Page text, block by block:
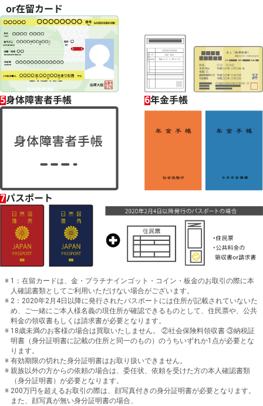
or在留カード
5身体障害者手帳 6年金手帳
7パスポート
1：在留カードは、金・プラチナインゴット・コイン・板金のお取引の際に本
人確認書類としてご利用いただけない場合がございます。
2：2020年2月4日以降に発行されたパスポートには住所が記載されていないた
め、ご一緒にご本人様名義の現住所が確認できるものとして、住民票や、公共
料金の領収書もしくは請求書が必要となります。
18歳未満のお客様の場合は買取いたしません。 ②社会保険料領収書 ③納税証
明書（身分証明書に記載の住所と同一のもの）のうちいずれか1点が必要とな
ります。
有効期限の切れた身分証明書はお取り扱いできません。
親族以外の方からの依頼の場合は、委任状、依頼を受けた方の本人確認書類
（身分証明書）が必要となります。
200万円を超えるお取引の際は、顔写真付きの身分証明書が必要となります。
また、顔写真が無い身分証明書の場合、